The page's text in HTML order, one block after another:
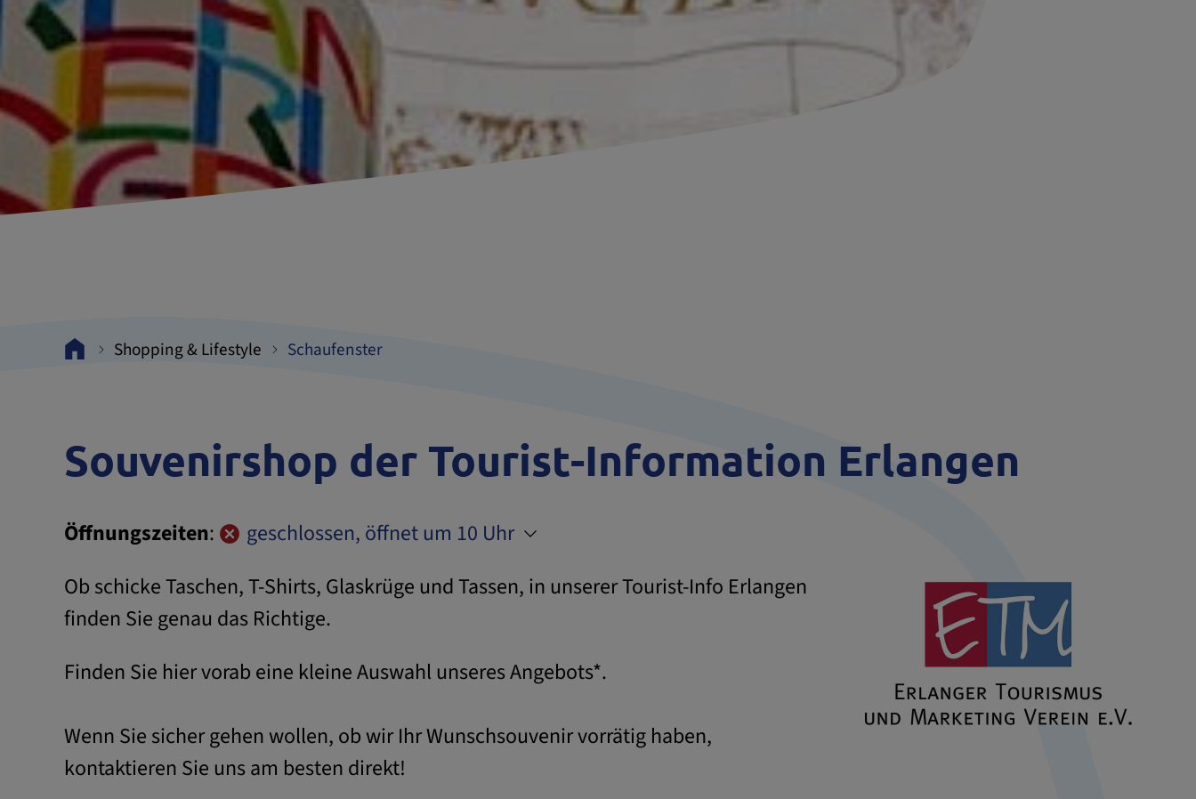
Schaufenster
Shopping & Lifestyle
Souvenirshop der Tourist-Information Erlangen
Öffnungszeiten:
geschlossen, öffnet um 10 Uhr
Ob schicke Taschen, T-Shirts, Glaskrüge und Tassen, in unserer Tourist-Info Erlangen
finden Sie genau das Richtige.
Finden Sie hier vorab eine kleine Auswahl unseres Angebots*.
Wenn Sie sicher gehen wollen, ob wir Ihr Wunschsouvenir vorrätig haben,
kontaktieren Sie uns am besten direkt!